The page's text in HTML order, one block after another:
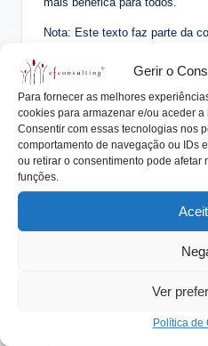
Gerir o
Para fornecer as melhores
cookies para armazenar e/ou aceder
Consentir com essas tecnologias nos
comportamento de navegação ou IDs
ou retirar o consentimento pode afetar
funções.
Ver
Política de
Nota: Este texto faz parte da
de setembro de 2017
Tags:
#empresasfamiliaresdesucesso
empresa familiar irmãos
quotas iguais respostas
António Nogueira
superior. Especialista na
Protocolos Familiares,